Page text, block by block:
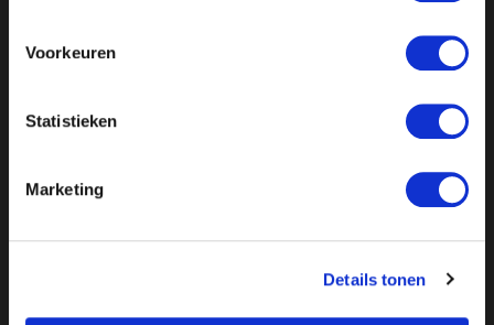
Voorkeuren
Statistieken
Marketing
Details tonen